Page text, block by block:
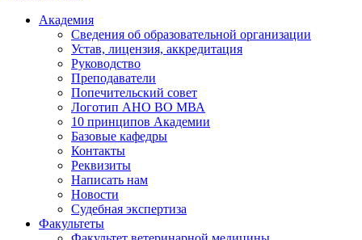
Академия
Сведения об образовательной организации
Устав, лицензия, аккредитация
Руководство
Преподаватели
Попечительский совет
Логотип АНО ВО МВА
10 принципов Академии
Базовые кафедры
Контакты
Реквизиты
Написать нам
Новости
Судебная экспертиза
Факультеты